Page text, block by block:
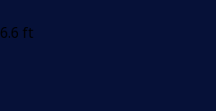
6.6 ft